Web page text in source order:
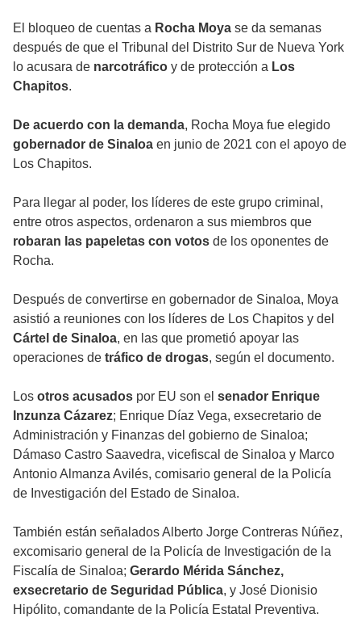
El bloqueo de cuentas a Rocha Moya se da semanas
después de que el Tribunal del Distrito Sur de Nueva York
lo acusara de narcotráfico y de protección a Los
Chapitos.
De acuerdo con la demanda, Rocha Moya fue elegido
gobernador de Sinaloa en junio de 2021 con el apoyo de
Los Chapitos.
Para llegar al poder, los líderes de este grupo criminal,
entre otros aspectos, ordenaron a sus miembros que
robaran las papeletas con votos de los oponentes de
Rocha.
Después de convertirse en gobernador de Sinaloa, Moya
asistió a reuniones con los líderes de Los Chapitos y del
Cártel de Sinaloa, en las que prometió apoyar las
operaciones de tráfico de drogas, según el documento.
Los otros acusados por EU son el senador Enrique
Inzunza Cázarez; Enrique Díaz Vega, exsecretario de
Administración y Finanzas del gobierno de Sinaloa;
Dámaso Castro Saavedra, vicefiscal de Sinaloa y Marco
Antonio Almanza Avilés, comisario general de la Policía
de Investigación del Estado de Sinaloa.
También están señalados Alberto Jorge Contreras Núñez,
excomisario general de la Policía de Investigación de la
Fiscalía de Sinaloa; Gerardo Mérida Sánchez,
exsecretario de Seguridad Pública, y José Dionisio
Hipólito, comandante de la Policía Estatal Preventiva.